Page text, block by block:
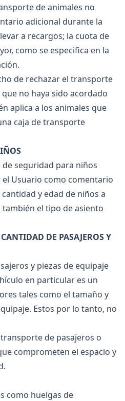
de animales no
adicional durante la
a recargos; la cuota de
como se especifica en la
de rechazar el transporte
no haya sido acordado
aplica a los animales que
caja de transporte
de seguridad para niños
Usuario como comentario
y edad de niños a
el tipo de asiento
DE PASAJEROS Y
y piezas de equipaje
en particular es un
tales como el tamaño y
Estos por lo tanto, no
de pasajeros o
comprometen el espacio y
como huelgas de